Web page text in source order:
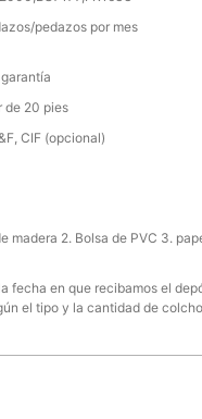
pedazos por mes
de 20 pies
CIF (opcional)
madera 2. Bolsa de PVC 3.
fecha en que recibamos el
el tipo y la cantidad de